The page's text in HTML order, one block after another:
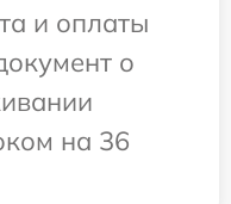
и оплаты
о
на 36